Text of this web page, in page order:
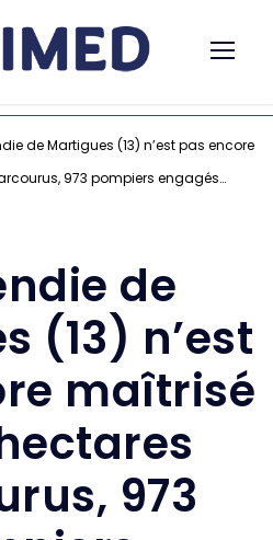
de Martigues (13) n’est pas encore
973 pompiers engagés…
de
(13) n’est
maîtrisé
973